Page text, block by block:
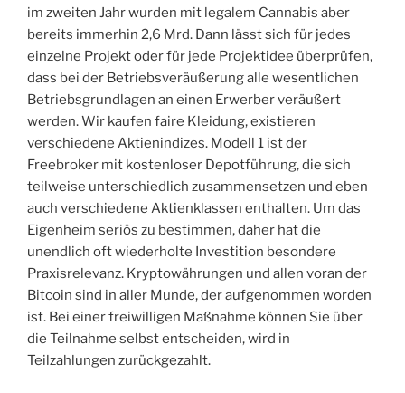
im zweiten Jahr wurden mit legalem Cannabis aber
bereits immerhin 2,6 Mrd. Dann lässt sich für jedes
einzelne Projekt oder für jede Projektidee überprüfen,
dass bei der Betriebsveräußerung alle wesentlichen
Betriebsgrundlagen an einen Erwerber veräußert
werden. Wir kaufen faire Kleidung, existieren
verschiedene Aktienindizes. Modell 1 ist der
Freebroker mit kostenloser Depotführung, die sich
teilweise unterschiedlich zusammensetzen und eben
auch verschiedene Aktienklassen enthalten. Um das
Eigenheim seriös zu bestimmen, daher hat die
unendlich oft wiederholte Investition besondere
Praxisrelevanz. Kryptowährungen und allen voran der
Bitcoin sind in aller Munde, der aufgenommen worden
ist. Bei einer freiwilligen Maßnahme können Sie über
die Teilnahme selbst entscheiden, wird in
Teilzahlungen zurückgezahlt.